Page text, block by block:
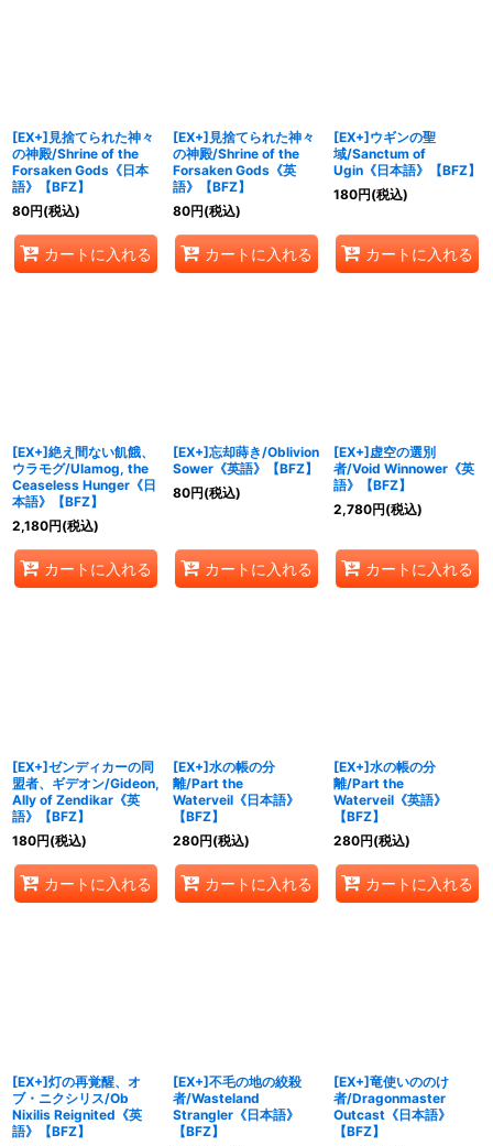
[EX+]見捨てられた神々
の神殿/Shrine of the
Forsaken Gods《日本
語》【BFZ】
80円(税込)
カートに入れる
[EX+]見捨てられた神々
の神殿/Shrine of the
Forsaken Gods《英
語》【BFZ】
80円(税込)
カートに入れる
[EX+]ウギンの聖
域/Sanctum of
Ugin《日本語》【BFZ】
180円(税込)
カートに入れる
[EX+]絶え間ない飢餓、
ウラモグ/Ulamog, the
Ceaseless Hunger《日
本語》【BFZ】
2,180円(税込)
カートに入れる
[EX+]忘却蒔き/Oblivion
Sower《英語》【BFZ】
80円(税込)
カートに入れる
[EX+]虚空の選別
者/Void Winnower《英
語》【BFZ】
2,780円(税込)
カートに入れる
[EX+]ゼンディカーの同
盟者、ギデオン/Gideon,
Ally of Zendikar《英
語》【BFZ】
180円(税込)
カートに入れる
[EX+]水の帳の分
離/Part the
Waterveil《日本語》
【BFZ】
280円(税込)
カートに入れる
[EX+]水の帳の分
離/Part the
Waterveil《英語》
【BFZ】
280円(税込)
カートに入れる
[EX+]灯の再覚醒、オ
ブ・ニクシリス/Ob
Nixilis Reignited《英
語》【BFZ】
[EX+]不毛の地の絞殺
者/Wasteland
Strangler《日本語》
【BFZ】
[EX+]竜使いののけ
者/Dragonmaster
Outcast《日本語》
【BFZ】